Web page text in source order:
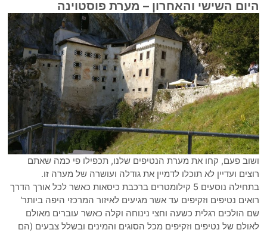
היום השישי והאחרון – מערת פוסטוינה
ושוב פעם, קחו את מערת הנטיפים שלנו, תכפילו פי כמה שאתם
רוצים ועדיין לא תוכלו לדמיין את גודלה ועושרה של מערה זו.
בתחילה נוסעים 5 קילומטרים ברכבת כיסאות כאשר לכל אורך הדרך
רואים נטיפים וזקיפים עד אשר מגיעים לאיזור המרכזי היפה ביותר'
שם הולכים רגלית כשעה וחצי נינוחה וקלה כאשר עוברים מאולם
לאולם של נטיפים וזקיפים מכל הסוגים והמינים ובשלל צבעים (הם